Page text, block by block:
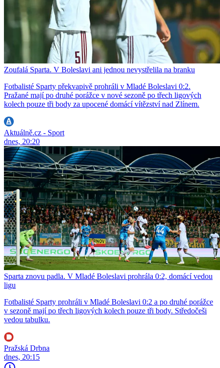
Zoufalá Sparta. V Boleslavi ani jednou nevystřelila na branku
Fotbalisté Sparty překvapivě prohráli v Mladé Boleslavi 0:2.
Pražané mají po druhé porážce v nové sezoně po třech ligových
kolech pouze tři body za upocené domácí vítězství nad Zlínem.
Aktuálně.cz - Sport
dnes, 20:20
Sparta znovu padla. V Mladé Boleslavi prohrála 0:2, domácí vedou
ligu
Fotbalisté Sparty prohráli v Mladé Boleslavi 0:2 a po druhé porážce
v sezoně mají po třech ligových kolech pouze tři body. Středočeši
vedou tabulku.
Pražská Drbna
dnes, 20:15